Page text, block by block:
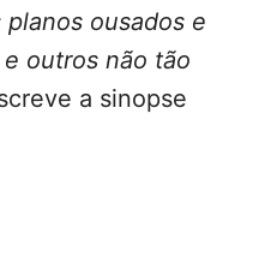
ousados e
outros não tão
a sinopse